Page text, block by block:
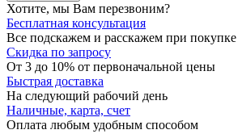
Хотите, мы Вам перезвоним?
Бесплатная консультация
Все подскажем и расскажем при покупке
Скидка по запросу
От 3 до 10% от первоначальной цены
Быстрая доставка
На следующий рабочий день
Наличные, карта, счет
Оплата любым удобным способом